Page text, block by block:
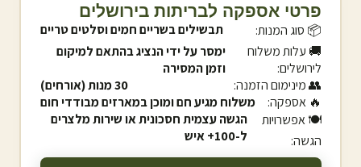
פרטי אספקה לבריתות בירושלים
📦 סוג המנות:
תבשילים בשריים חמים וסלטים טריים
🚚 עלות משלוח
לירושלים:
ימסר על ידי הנציג בהתאם למיקום
וזמן המסירה
👥 מינימום הזמנה:
30 מנות (אורחים)
🔥 אספקה:
משלוח מגיע חם ומוכן במארזים מבודדי חום
🍽️ אפשרויות
הגשה:
הגשה עצמית חסכונית או שירות מלצרים
ל-100+ איש